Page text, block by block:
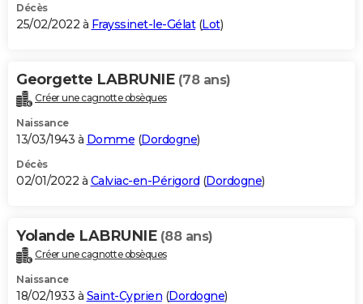
Décès
25/02/2022 à Frayssinet-le-Gélat(Lot)
Georgette LABRUNIE (78 ans)
Créer une cagnotte obsèques
Naissance
13/03/1943 à Domme (Dordogne)
Décès
02/01/2022 à Calviac-en-Périgord (Dordogne)
Yolande LABRUNIE (88 ans)
Créer une cagnotte obsèques
Naissance
18/02/1933 à Saint-Cyprien (Dordogne)